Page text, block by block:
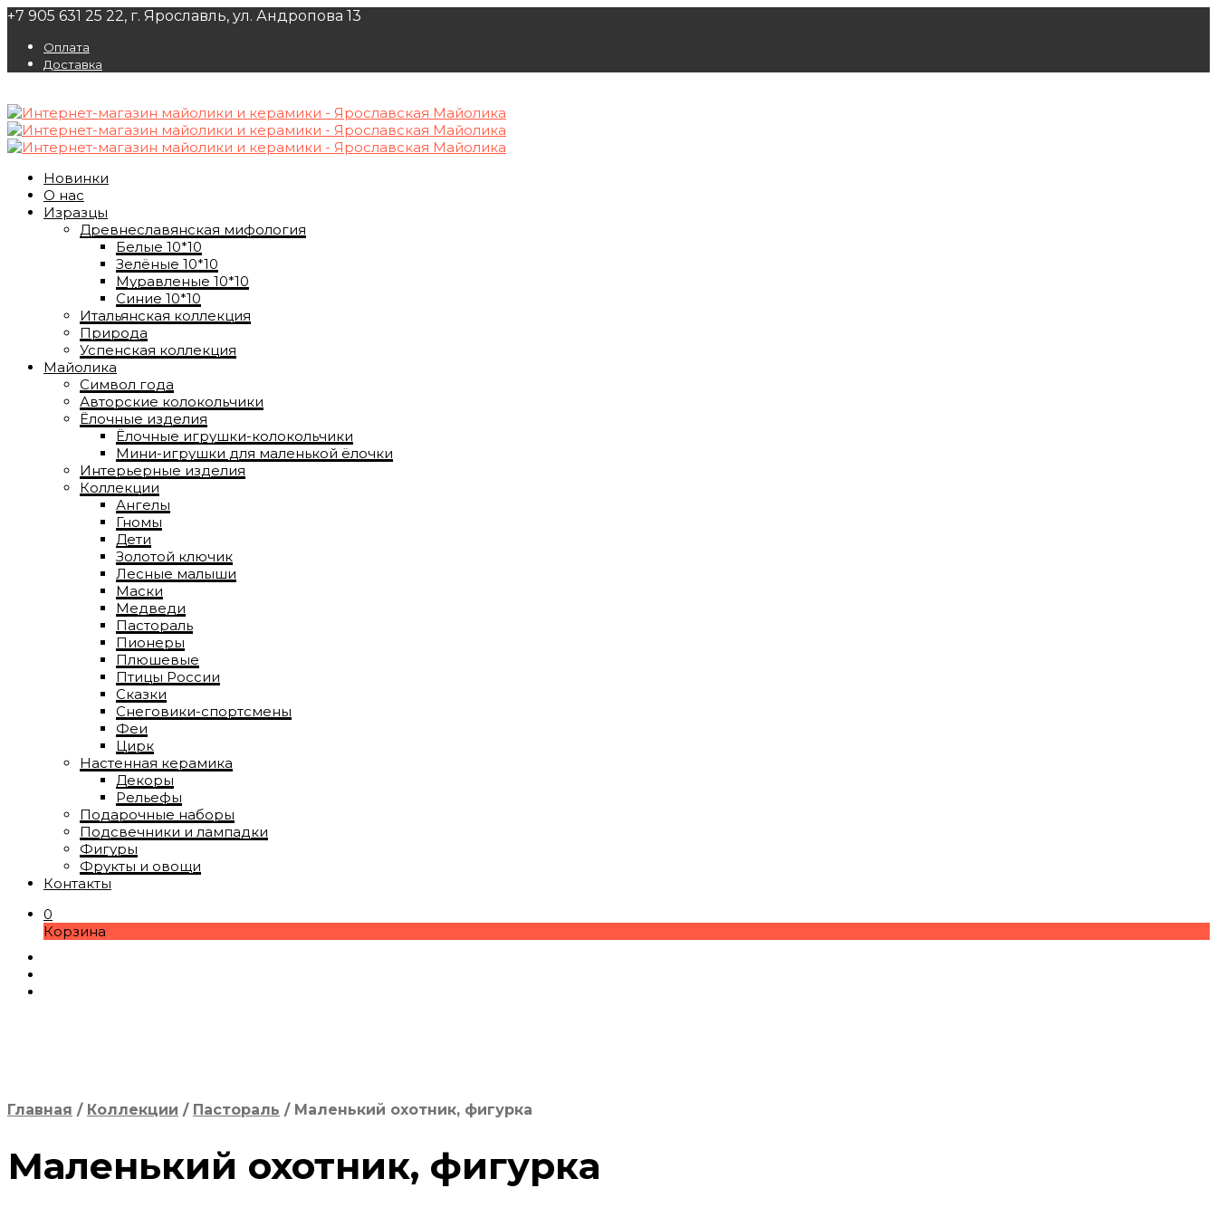
+7 905 631 25 22, г. Ярославль, ул. Андропова 13
Оплата
Доставка
Новинки
О нас
Изразцы
Древнеславянская мифология
Белые 10*10
Зелёные 10*10
Муравленые 10*10
Синие 10*10
Итальянская коллекция
Природа
Успенская коллекция
Майолика
Символ года
Авторские колокольчики
Ёлочные изделия
Ёлочные игрушки-колокольчики
Мини-игрушки для маленькой ёлочки
Интерьерные изделия
Коллекции
Ангелы
Гномы
Дети
Золотой ключик
Лесные малыши
Маски
Медведи
Пастораль
Пионеры
Плюшевые
Птицы России
Сказки
Снеговики-спортсмены
Феи
Цирк
Настенная керамика
Декоры
Рельефы
Подарочные наборы
Подсвечники и лампадки
Фигуры
Фрукты и овощи
Контакты
0
Корзина
Главная / Коллекции / Пастораль /Маленький охотник, фигурка
Маленький охотник, фигурка